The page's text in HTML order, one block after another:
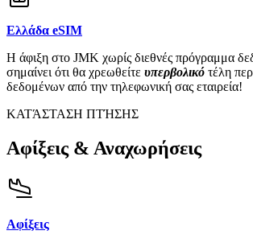
Ελλάδα eSIM
Η άφιξη στο JMK χωρίς διεθνές πρόγραμμα
σημαίνει ότι θα χρεωθείτε υπερβολικό τέλη
δεδομένων από την τηλεφωνική σας εταιρεία!
ΚΑΤΆΣΤΑΣΗ ΠΤΉΣΗΣ
Αφίξεις & Αναχωρήσεις
Αφίξεις